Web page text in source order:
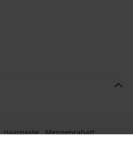
Haarpaste
Mengenrabatt